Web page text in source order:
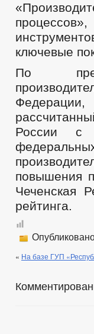
ключевые
По
России с
повышения
Чеченская
рейтинга.
« На базе ГУП